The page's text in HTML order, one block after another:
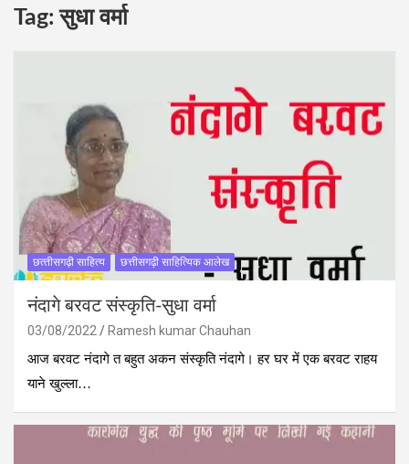
Tag:सुधा वर्मा
छत्‍तीसगढ़ी साहित्‍य छत्तीसगढ़ी साहित्यिक आलेख
नंदागे बरवट संस्कृति-सुधा वर्मा
03/08/2022
Ramesh kumar Chauhan
आज बरवट नंदागे त बहुत अकन संस्कृति नंदागे। हर घर में एक बरवट राहय
याने खुल्ला…